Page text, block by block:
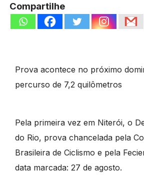
Compartilhe
Prova acontece no próximo
percurso de 7,2 quilômetros
Pela primeira vez em Niterói, o
do Rio, prova chancelada pela
Brasileira de Ciclismo e pela
data marcada: 27 de agosto.